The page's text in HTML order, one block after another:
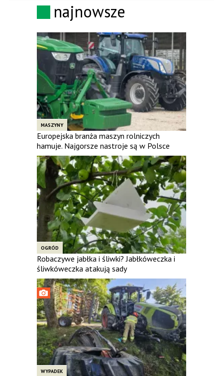
najnowsze
MASZYNY
Europejska branża maszyn rolniczych
hamuje. Najgorsze nastroje są w Polsce
OGRÓD
Robaczywe jabłka i śliwki? Jabłkóweczka i
śliwkóweczka atakują sady
WYPADEK